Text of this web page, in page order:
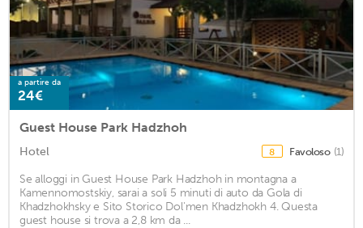
a partire da
24€
Guest House Park Hadzhoh
Hotel 8 Favoloso (1)
Se alloggi in Guest House Park Hadzhoh in montagna a
Kamennomostskiy, sarai a soli 5 minuti di auto da Gola di
Khadzhokhsky e Sito Storico Dol'men Khadzhokh 4. Questa
guest house si trova a 2,8 km da ...